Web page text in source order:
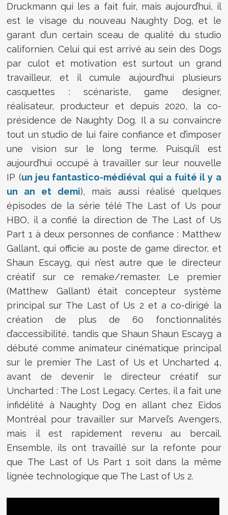
Druckmann qui les a fait fuir, mais aujourd’hui, il
est le visage du nouveau Naughty Dog, et le
garant d’un certain sceau de qualité du studio
californien. Celui qui est arrivé au sein des Dogs
par culot et motivation est surtout un grand
travailleur, et il cumule aujourd’hui plusieurs
casquettes : scénariste, game designer,
réalisateur, producteur et depuis 2020, la co-
présidence de Naughty Dog. Il a su convaincre
tout un studio de lui faire confiance et d’imposer
une vision sur le long terme. Puisqu’il est
aujourd’hui occupé à travailler sur leur nouvelle
IP (un jeu fantastico-médiéval qui a fuité il y a
un an et demi), mais aussi réalisé quelques
épisodes de la série télé The Last of Us pour
HBO, il a confié la direction de The Last of Us
Part 1 à deux personnes de confiance : Matthew
Gallant, qui officie au poste de game director, et
Shaun Escayg, qui n’est autre que le directeur
créatif sur ce remake/remaster. Le premier
(Matthew Gallant) était concepteur système
principal sur The Last of Us 2 et a co-dirigé la
création de plus de 60 fonctionnalités
d’accessibilité, tandis que Shaun Shaun Escayg a
débuté comme animateur cinématique principal
sur le premier The Last of Us et Uncharted 4,
avant de devenir le directeur créatif sur
Uncharted : The Lost Legacy. Certes, il a fait une
infidélité à Naughty Dog en allant chez Eidos
Montréal pour travailler sur Marvel’s Avengers,
mais il est rapidement revenu au bercail.
Ensemble, ils ont travaillé sur la refonte pour
que The Last of Us Part 1 soit dans la même
lignée technologique que The Last of Us 2.